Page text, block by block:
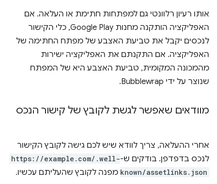
אותו רעיון רלוונטי גם למפתחות חתימת או העלאה. אם
האפליקציה הותקנה מחנות Google Play, כלי הקישור
לנכסים יקבל את טביעת האצבע של מפתח החתימה של
האפליקציה. אם התקנתם את האפליקציה ישירות
מהמכונה המקומית, טביעת האצבע היא של המפתח
שנוצר על ידי Bubblewrap.
מוודאים שאפשר לגשת לקובץ של קישור הנכס
אחרי ההעלאה, צריך לוודא שיש לכם גישה לקובץ הקישור
לנכס בדפדפן. בודקים ש-https://example.com/.well-
known/assetlinks.json מפנה לקובץ שהעליתם עכשיו.